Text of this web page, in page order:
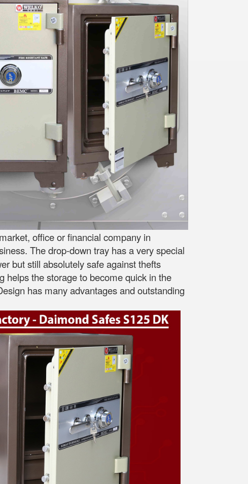
office or financial company in
The drop-down tray has a very special
but still absolutely safe against thefts
helps the storage to become quick in the
has many advantages and outstanding